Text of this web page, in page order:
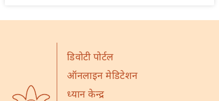
डिवोटी पोर्टल
ऑनलाइन मेडिटेशन
ध्यान केन्द्र